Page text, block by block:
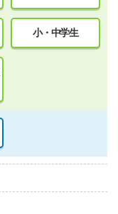
小・中学生